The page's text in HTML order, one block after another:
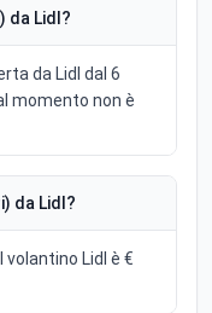
da Lidl?
da Lidl dal 6
momento non è
da Lidl?
volantino Lidl è €